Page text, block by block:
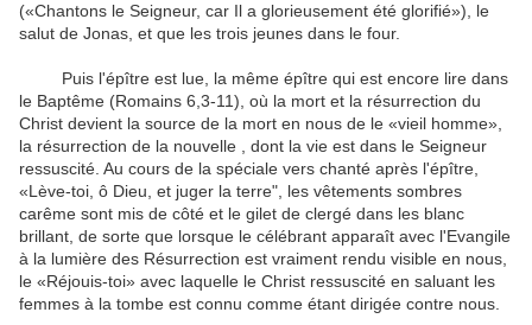
(«Chantons le Seigneur, car Il a glorieusement été glorifié»), le
salut de Jonas, et que les trois jeunes dans le four.
Puis l'épître est lue, la même épître qui est encore lire dans
le Baptême (Romains 6,3-11), où la mort et la résurrection du
Christ devient la source de la mort en nous de le «vieil homme»,
la résurrection de la nouvelle , dont la vie est dans le Seigneur
ressuscité. Au cours de la spéciale vers chanté après l'épître,
«Lève-toi, ô Dieu, et juger la terre", les vêtements sombres
carême sont mis de côté et le gilet de clergé dans les blanc
brillant, de sorte que lorsque le célébrant apparaît avec l'Evangile
à la lumière des Résurrection est vraiment rendu visible en nous,
le «Réjouis-toi» avec laquelle le Christ ressuscité en saluant les
femmes à la tombe est connu comme étant dirigée contre nous.